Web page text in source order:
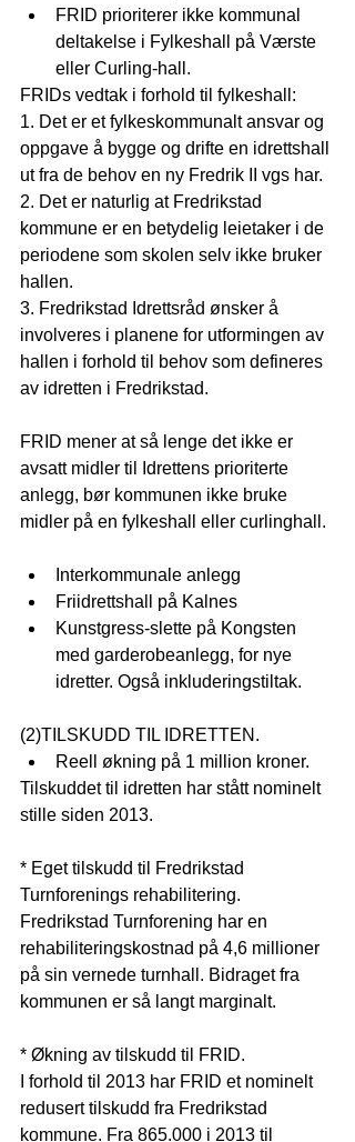
FRID prioriterer ikke kommunal
deltakelse i Fylkeshall på Værste
eller Curling-hall.
FRIDs vedtak i forhold til fylkeshall:
1. Det er et fylkeskommunalt ansvar og
oppgave å bygge og drifte en idrettshall
ut fra de behov en ny Fredrik II vgs har.
2. Det er naturlig at Fredrikstad
kommune er en betydelig leietaker i de
periodene som skolen selv ikke bruker
hallen.
3. Fredrikstad Idrettsråd ønsker å
involveres i planene for utformingen av
hallen i forhold til behov som defineres
av idretten i Fredrikstad.
FRID mener at så lenge det ikke er
avsatt midler til Idrettens prioriterte
anlegg, bør kommunen ikke bruke
midler på en fylkeshall eller curlinghall.
Interkommunale anlegg
Friidrettshall på Kalnes
Kunstgress-slette på Kongsten
med garderobeanlegg, for nye
idretter. Også inkluderingstiltak.
(2)TILSKUDD TIL IDRETTEN.
Reell økning på 1 million kroner.
Tilskuddet til idretten har stått nominelt
stille siden 2013.
* Eget tilskudd til Fredrikstad
Turnforenings rehabilitering.
Fredrikstad Turnforening har en
rehabiliteringskostnad på 4,6 millioner
på sin vernede turnhall. Bidraget fra
kommunen er så langt marginalt.
* Økning av tilskudd til FRID.
I forhold til 2013 har FRID et nominelt
redusert tilskudd fra Fredrikstad
kommune. Fra 865.000 i 2013 til